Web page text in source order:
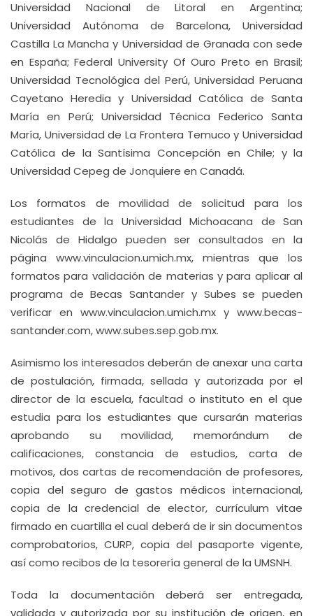
Universidad Nacional de Litoral en Argentina;
Universidad Autónoma de Barcelona, Universidad
Castilla La Mancha y Universidad de Granada con sede
en España; Federal University Of Ouro Preto en Brasil;
Universidad Tecnológica del Perú, Universidad Peruana
Cayetano Heredia y Universidad Católica de Santa
María en Perú; Universidad Técnica Federico Santa
María, Universidad de La Frontera Temuco y Universidad
Católica de la Santísima Concepción en Chile; y la
Universidad Cepeg de Jonquiere en Canadá.
Los formatos de movilidad de solicitud para los
estudiantes de la Universidad Michoacana de San
Nicolás de Hidalgo pueden ser consultados en la
página www.vinculacion.umich.mx, mientras que los
formatos para validación de materias y para aplicar al
programa de Becas Santander y Subes se pueden
verificar en www.vinculacion.umich.mx y www.becas-
santander.com, www.subes.sep.gob.mx.
Asimismo los interesados deberán de anexar una carta
de postulación, firmada, sellada y autorizada por el
director de la escuela, facultad o instituto en el que
estudia para los estudiantes que cursarán materias
aprobando su movilidad, memorándum de
calificaciones, constancia de estudios, carta de
motivos, dos cartas de recomendación de profesores,
copia del seguro de gastos médicos internacional,
copia de la credencial de elector, currículum vitae
firmado en cuartilla el cual deberá de ir sin documentos
comprobatorios, CURP, copia del pasaporte vigente,
así como recibos de la tesorería general de la UMSNH.
Toda la documentación deberá ser entregada,
validada y autorizada por su institución de origen, en